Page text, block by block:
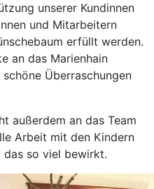
unserer Kundinnen
und Mitarbeitern
erfüllt werden.
an das Marienhain
Überraschungen
außerdem an das Team
Arbeit mit den Kindern
das so viel bewirkt.